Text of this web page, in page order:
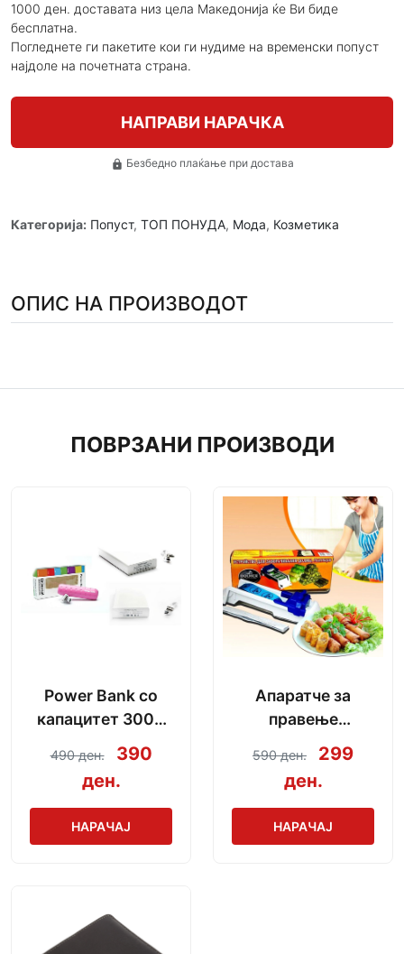
1000 ден. доставата низ цела Македонија ќе Ви биде
бесплатна.
Погледнете ги пакетите кои ги нудиме на временски попуст
најдоле на почетната страна.
НАПРАВИ НАРАЧКА
lock Безбедно плаќање при достава
Категорија: Попуст, ТОП ПОНУДА, Мода, Козметика
ОПИС НА ПРОИЗВОДОТ
ПОВРЗАНИ ПРОИЗВОДИ
Power Bank со
капацитет 3000
mAh + кабел за
полнење
490 ден.
390
ден.
НАРАЧАЈ
Апаратче за
правење
сармички во
неколку секунди
590 ден.
299
ден.
НАРАЧАЈ